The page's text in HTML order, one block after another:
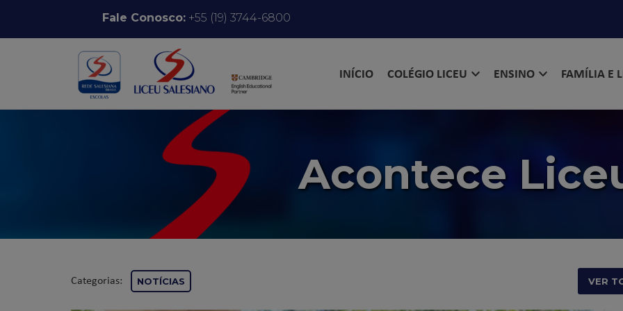
Pular para o conteúdoFale Conosco:+55 (19) 3744-6800
INÍCIO COLÉGIO LICEU ENSINO FAMÍLIA E
Acontece
Categorias: NOTÍCIAS VER